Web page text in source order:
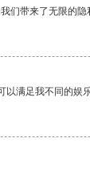
们带来了无限的隐
满足我不同的娱乐